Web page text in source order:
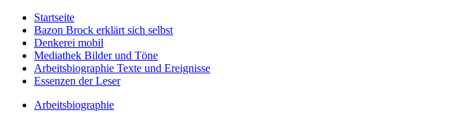
Startseite
Bazon Brock erklärt sich selbst
Denkerei mobil
Mediathek Bilder und Töne
Arbeitsbiographie Texte und Ereignisse
Essenzen der Leser
Arbeitsbiographie